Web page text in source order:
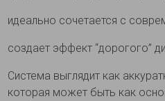
идеально сочетается с
создает эффект “дорогого”
Система выглядит как
которая может быть как